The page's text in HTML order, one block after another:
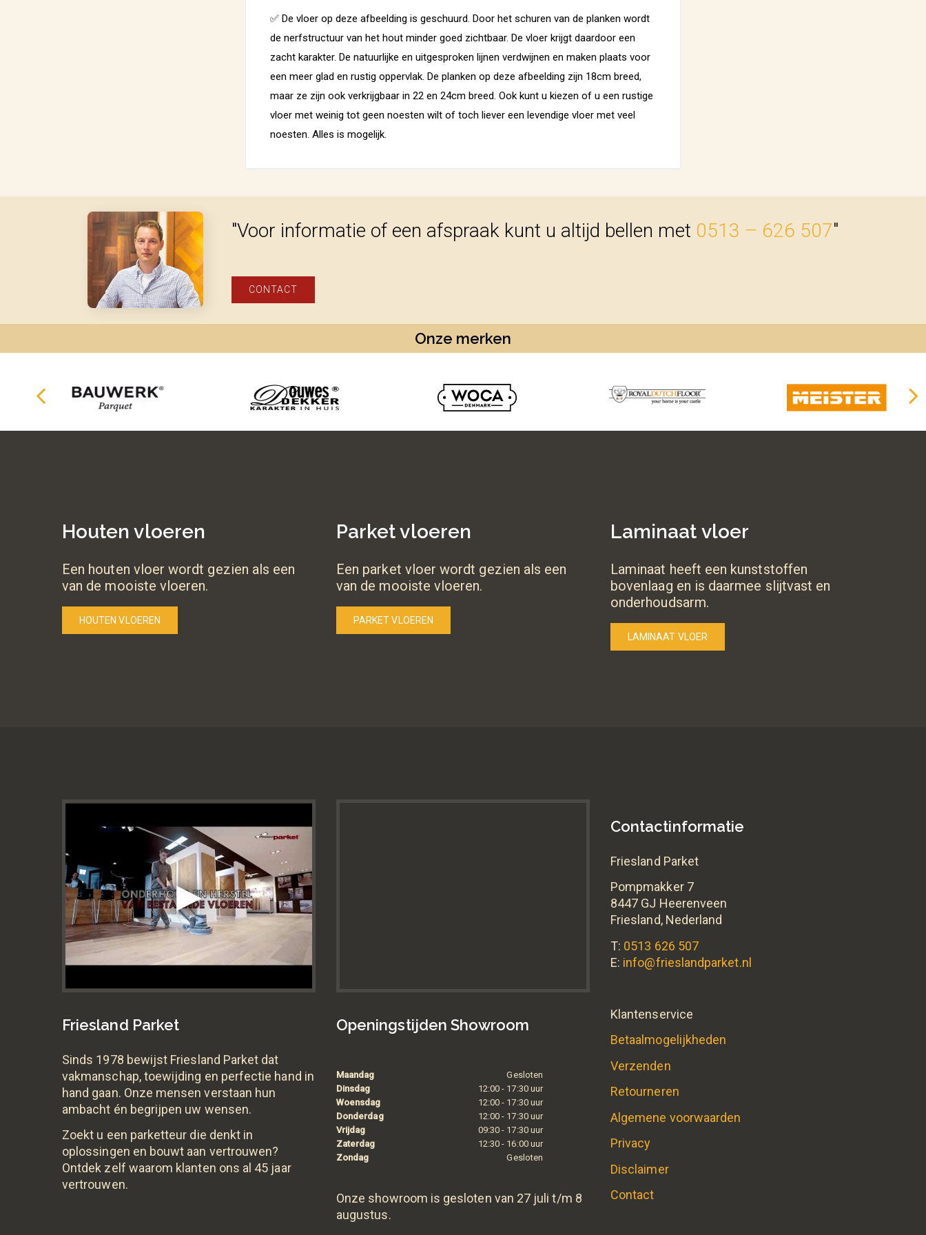
✅ De vloer op deze afbeelding is geschuurd. Door het schuren van de planken wordt
de nerfstructuur van het hout minder goed zichtbaar. De vloer krijgt daardoor een
zacht karakter. De natuurlijke en uitgesproken lijnen verdwijnen en maken plaats voor
een meer glad en rustig oppervlak. De planken op deze afbeelding zijn 18cm breed,
maar ze zijn ook verkrijgbaar in 22 en 24cm breed. Ook kunt u kiezen of u een rustige
vloer met weinig tot geen noesten wilt of toch liever een levendige vloer met veel
noesten. Alles is mogelijk.
"Voor informatie of een afspraak kunt u altijd bellen met 0513 – 626 507"
CONTACT
Onze merken
Houten vloeren
Een houten vloer wordt gezien als een
van de mooiste vloeren.
HOUTEN VLOEREN
Parket vloeren
Een parket vloer wordt gezien als een
van de mooiste vloeren.
PARKET VLOEREN
Laminaat vloer
Laminaat heeft een kunststoffen
bovenlaag en is daarmee slijtvast en
onderhoudsarm.
LAMINAAT VLOER
Friesland Parket
Sinds 1978 bewijst Friesland Parket dat
vakmanschap, toewijding en perfectie hand in
hand gaan. Onze mensen verstaan hun
ambacht én begrijpen uw wensen.
Zoekt u een parketteur die denkt in
oplossingen en bouwt aan vertrouwen?
Ontdek zelf waarom klanten ons al 45 jaar
vertrouwen.
Openingstijden Showroom
Maandag
Gesloten
Dinsdag
12:00 - 17:30 uur
Woensdag
12:00 - 17:30 uur
Donderdag
12:00 - 17:30 uur
Vrijdag
09:30 - 17:30 uur
Zaterdag
12:30 - 16:00 uur
Zondag
Gesloten
Onze showroom is gesloten van 27 juli t/m 8
augustus.
Contactinformatie
Friesland Parket
Pompmakker 7
8447 GJ Heerenveen
Friesland, Nederland
T: 0513 626 507
E: info@frieslandparket.nl
Klantenservice
Betaalmogelijkheden
Verzenden
Retourneren
Algemene voorwaarden
Privacy
Disclaimer
Contact